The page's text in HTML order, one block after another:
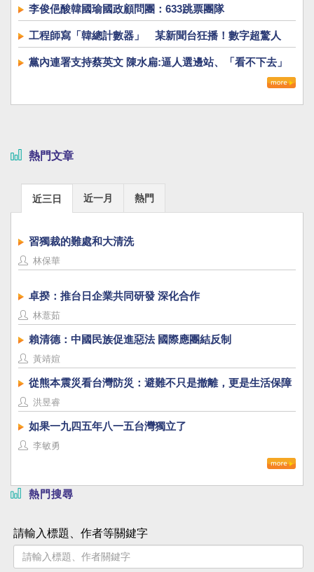
李俊俋酸韓國瑜國政顧問團：633跳票團隊
工程師寫「韓總計數器」 某新聞台狂播！數字超驚人
黨內連署支持蔡英文 陳水扁:逼人選邊站、「看不下去」
熱門文章
近三日 近一月 熱門
習獨裁的難處和大清洗
林保華
卓揆：推台日企業共同研發 深化合作
林薏茹
賴清德：中國民族促進惡法 國際應團結反制
黃靖媗
從熊本震災看台灣防災：避難不只是撤離，更是生活保障
洪昱睿
如果一九四五年八一五台灣獨立了
李敏勇
熱門搜尋
請輸入標題、作者等關鍵字